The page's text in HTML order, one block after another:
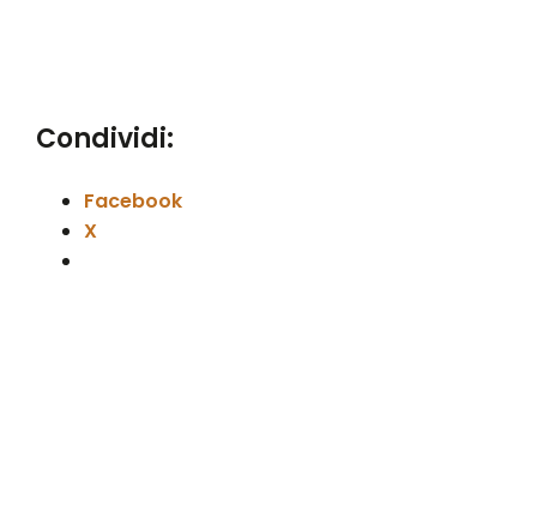
Condividi:
Facebook
X